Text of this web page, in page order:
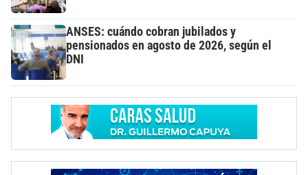
ANSES: cuándo cobran jubilados y
pensionados en agosto de 2026, según el
DNI